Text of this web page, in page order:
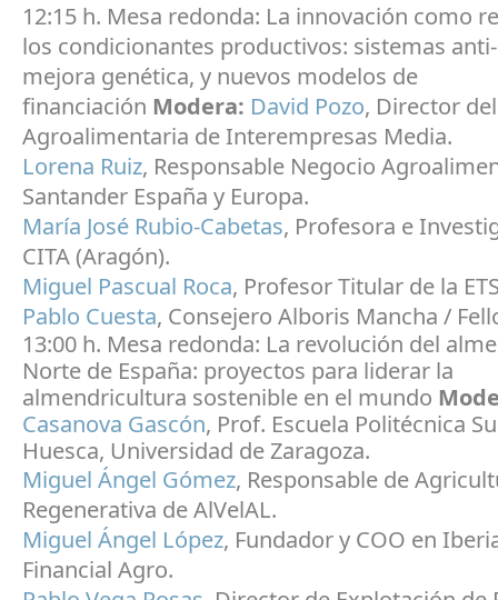
12:15 h. Mesa redonda: La innovación como
los condicionantes productivos: sistemas
mejora genética, y nuevos modelos de
financiación Modera: David Pozo, Director
Agroalimentaria de Interempresas Media.
Lorena Ruiz, Responsable Negocio
Santander España y Europa.
María José Rubio-Cabetas, Profesora e
CITA (Aragón).
Miguel Pascual Roca, Profesor Titular de la
Pablo Cuesta, Consejero Alboris Mancha /
13:00 h. Mesa redonda: La revolución del
Norte de España: proyectos para liderar la
almendricultura sostenible en el mundo
Casanova Gascón, Prof. Escuela Politécnica
Huesca, Universidad de Zaragoza.
Miguel Ángel Gómez, Responsable de
Regenerativa de AlVelAL.
Miguel Ángel López, Fundador y COO en
Financial Agro.